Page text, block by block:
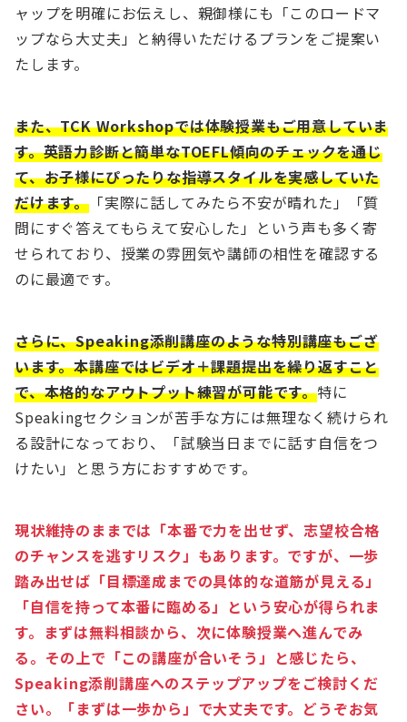
ャップを明確にお伝えし、親御様にも「このロードマ
ップなら大丈夫」と納得いただけるプランをご提案い
たします。
また、TCK Workshopでは体験授業もご用意していま
す。英語力診断と簡単なTOEFL傾向のチェックを通じ
て、お子様にぴったりな指導スタイルを実感していた
だけます。 「実際に話してみたら不安が晴れた」「質
問にすぐ答えてもらえて安心した」という声も多く寄
せられており、授業の雰囲気や講師の相性を確認する
のに最適です。
さらに、Speaking添削講座のような特別講座もござ
います。本講座ではビデオ＋課題提出を繰り返すこと
で、本格的なアウトプット練習が可能です。特に
Speakingセクションが苦手な方には無理なく続けられ
る設計になっており、「試験当日までに話す自信をつ
けたい」と思う方におすすめです。
現状維持のままでは「本番で力を出せず、志望校合格
のチャンスを逃すリスク」もあります。ですが、一歩
踏み出せば「目標達成までの具体的な道筋が見える」
「自信を持って本番に臨める」という安心が得られま
す。まずは無料相談から、次に体験授業へ進んでみ
る。その上で「この講座が合いそう」と感じたら、
Speaking添削講座へのステップアップをご検討くだ
さい。「まずは一歩から」で大丈夫です。どうぞお気